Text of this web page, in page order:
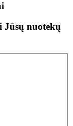
Jūsų nuotekų